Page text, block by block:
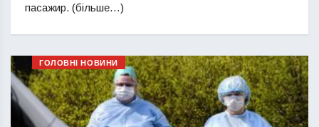
пасажир. (більше…)
ГОЛОВНІ НОВИНИ